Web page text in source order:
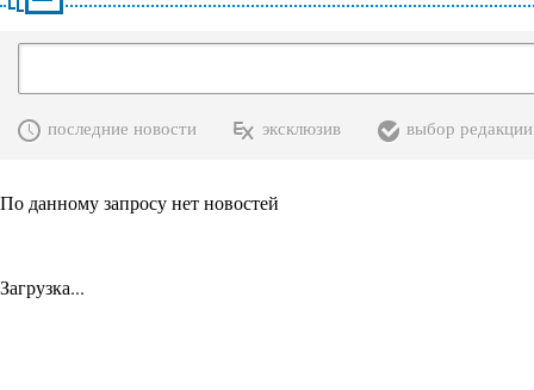
последние новости эксклюзив выбор редакции
По данному запросу нет новостей
Загрузка...